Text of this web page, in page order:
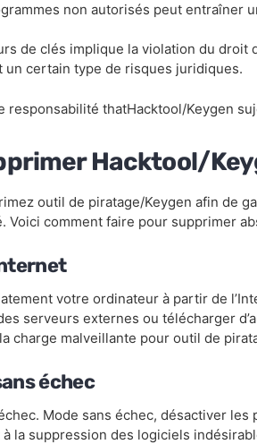
non autorisés peut entraîner
de clés implique la violation du droit
certain type de risques juridiques.
responsabilité thatHacktool/Keygen
Hacktool/
outil de piratage/Keygen afin de
comment faire pour supprimer
votre ordinateur à partir de
serveurs externes ou télécharger
charge malveillante pour outil de
échec
Mode sans échec, désactiver les
la suppression des logiciels